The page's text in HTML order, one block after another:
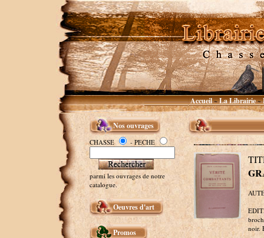
Accueil~La Librairie~
Nos ouvrages
CHASSE - PECHE
parmi les ouvrages de notre
catalogue.
Oeuvres d'art
Promos
noir.